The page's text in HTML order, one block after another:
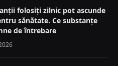
folosiți zilnic pot ascunde
sănătate. Ce substanțe
de întrebare